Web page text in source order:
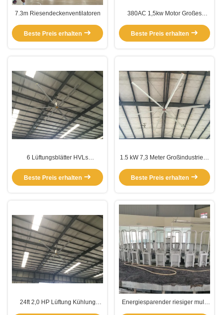
7.3m Riesendeckenventilatoren
Beste Preis erhalten
380AC 1,5kw Motor Großes
Riesendeckenventilatoren
Beste Preis erhalten
6 Lüftungsblätter HVLs
Beste Preis erhalten
1.5 kW 7,3 Meter Großindustrielle
Beste Preis erhalten
24ft 2,0 HP Lüftung Kühlung
Energiesparender riesiger multi